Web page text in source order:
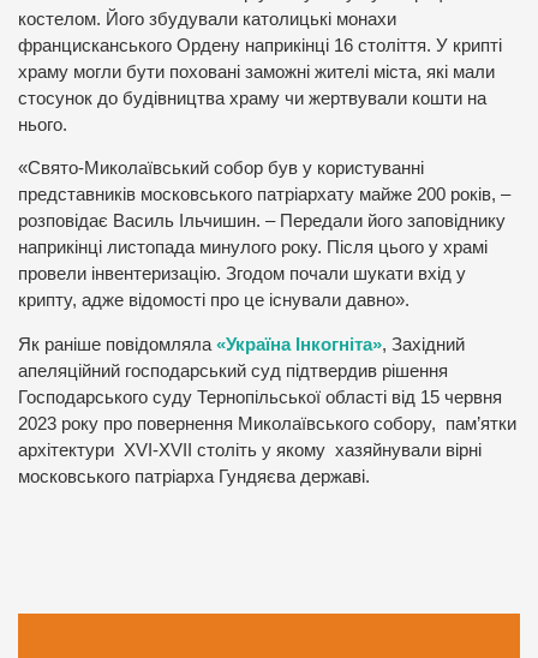
костелом. Його збудували католицькі монахи
францисканського Ордену наприкінці 16 століття. У крипті
храму могли бути поховані заможні жителі міста, які мали
стосунок до будівництва храму чи жертвували кошти на
нього.
«Свято-Миколаївський собор був у користуванні
представників московського патріархату майже 200 років, –
розповідає Василь Ільчишин. – Передали його заповіднику
наприкінці листопада минулого року. Після цього у храмі
провели інвентеризацію. Згодом почали шукати вхід у
крипту, адже відомості про це існували давно».
Як раніше повідомляла «Україна Інкогніта», Західний
апеляційний господарський суд підтвердив рішення
Господарського суду Тернопільської області від 15 червня
2023 року про повернення Миколаївського собору, пам’ятки
архітектури XVI-XVII століть у якому хазяйнували вірні
московського патріарха Гундяєва державі.